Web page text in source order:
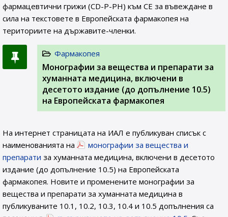
фармацевтични грижи (CD-P-PH) към СЕ за въвеждане в
сила на текстовете в Европейската фармакопея на
териториите на държавите-членки.
Фармакопея
Монографии за вещества и препарати за
хуманната медицина, включени в
десетото издание (до допълнение 10.5)
на Европейската фармакопея
На интернет страницата на ИАЛ e публикуван списък с
наименованията на
монографии за вещества и
препарати за хуманната медицина, включени в десетото
издание (до допълнение 10.5) на Европейската
фармакопея. Новите и променените монографии за
вещества и препарати за хуманната медицина в
публикуваните 10.1, 10.2, 10.3, 10.4 и 10.5 допълнения са